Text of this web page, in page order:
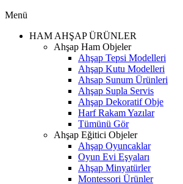
Menü
HAM AHŞAP ÜRÜNLER
Ahşap Ham Objeler
Ahşap Tepsi Modelleri
Ahşap Kutu Modelleri
Ahsap Sunum Ürünleri
Ahşap Supla Servis
Ahşap Dekoratif Obje
Harf Rakam Yazılar
Tümünü Gör
Ahşap Eğitici Objeler
Ahşap Oyuncaklar
Oyun Evi Eşyaları
Ahşap Minyatürler
Montessori Ürünler